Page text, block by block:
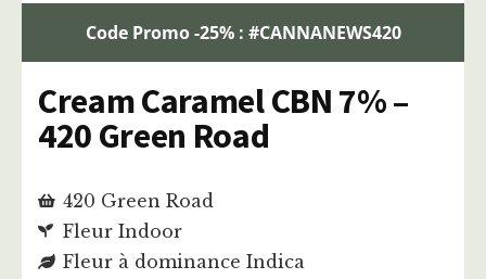
Code Promo -25% : #CANNANEWS420
Cream Caramel CBN 7% –
420 Green Road
420 Green Road
Fleur Indoor
Fleur à dominance Indica